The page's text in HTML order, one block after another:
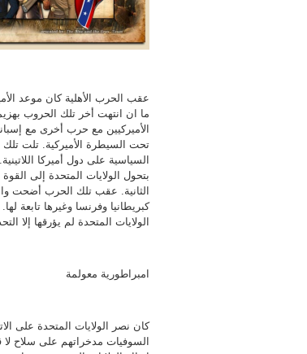
عقب الحرب الأهلية كان موعد
ما ان انتهت أخر تلك الحروب
الأميركيين مع حرب أخرى مع
تحت السيطرة الأميركية. تلت
السياسية على دول أميركا
بتحول الولايات المتحدة إلى
الثانية. عقب تلك الحرب أضحت
الولايات المتحدة لم يؤرقها إلا
امبراطورية معولمة
كان نصر الولايات المتحدة على
السوفيات مدخراتهم على سلاح لا